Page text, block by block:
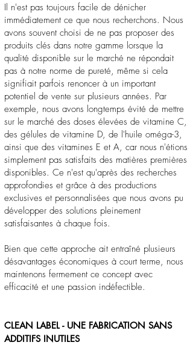
Il n'est pas toujours facile de dénicher
immédiatement ce que nous recherchons. Nous
avons souvent choisi de ne pas proposer des
produits clés dans notre gamme lorsque la
qualité disponible sur le marché ne répondait
pas à notre norme de pureté, même si cela
signifiait parfois renoncer à un important
potentiel de vente sur plusieurs années. Par
exemple, nous avons longtemps évité de mettre
sur le marché des doses élevées de vitamine C,
des gélules de vitamine D, de l'huile oméga-3,
ainsi que des vitamines E et A, car nous n'étions
simplement pas satisfaits des matières premières
disponibles. Ce n'est qu'après des recherches
approfondies et grâce à des productions
exclusives et personnalisées que nous avons pu
développer des solutions pleinement
satisfaisantes à chaque fois.
Bien que cette approche ait entraîné plusieurs
désavantages économiques à court terme, nous
maintenons fermement ce concept avec
efficacité et une passion indéfectible.
CLEAN LABEL - UNE FABRICATION SANS
ADDITIFS INUTILES